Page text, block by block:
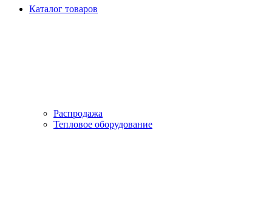
Каталог товаров
Распродажа
Тепловое оборудование